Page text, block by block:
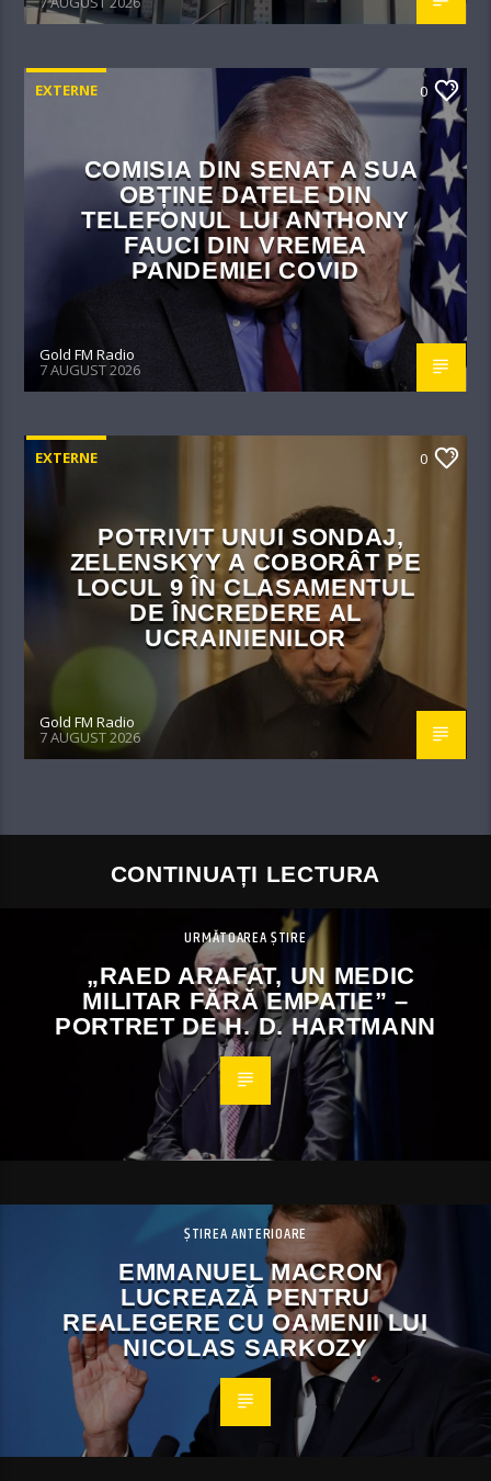
EXTERNE 0
COMISIA DIN SENAT A SUA
OBȚINE DATELE DIN
TELEFONUL LUI ANTHONY
FAUCI DIN VREMEA
PANDEMIEI COVID
Gold FM Radio
7 AUGUST 2026
EXTERNE 0
POTRIVIT UNUI SONDAJ,
ZELENSKYY A COBORÂT PE
LOCUL 9 ÎN CLASAMENTUL
DE ÎNCREDERE AL
UCRAINIENILOR
Gold FM Radio
7 AUGUST 2026
CONTINUAȚI LECTURA
URMĂTOAREA ȘTIRE
„RAED ARAFAT, UN MEDIC
MILITAR FĂRĂ EMPATIE” –
PORTRET DE H. D. HARTMANN
ȘTIREA ANTERIOARE
EMMANUEL MACRON
LUCREAZĂ PENTRU
REALEGERE CU OAMENII LUI
NICOLAS SARKOZY